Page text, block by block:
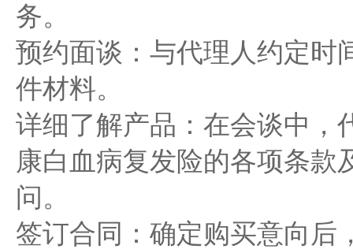
务。
预约面谈：与代理人约定时
件材料。
详细了解产品：在会谈中，
康白血病复发险的各项条款
问。
签订合同：确定购买意向后